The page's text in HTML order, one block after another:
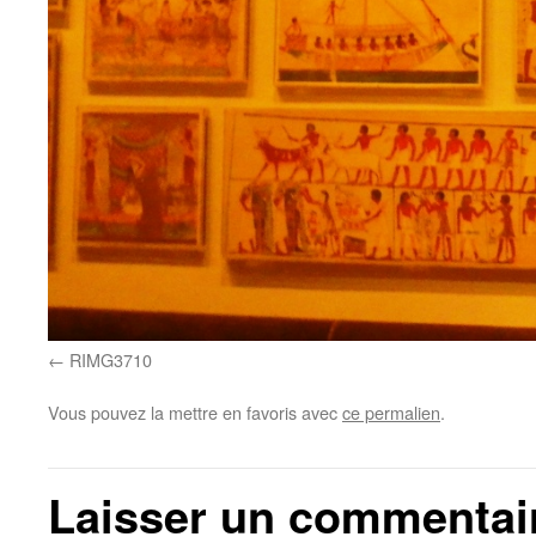
RIMG3710
Vous pouvez la mettre en favoris avecce permalien.
Laisser un